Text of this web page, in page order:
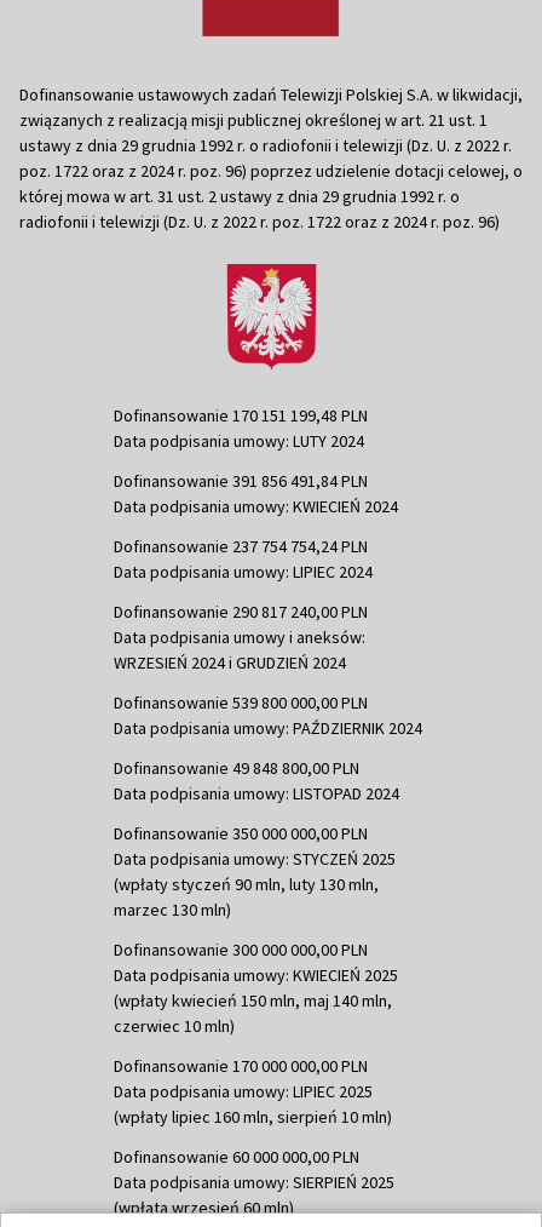
Dofinansowanie ustawowych zadań Telewizji Polskiej S.A. w likwidacji,
związanych z realizacją misji publicznej określonej w art. 21 ust. 1
ustawy z dnia 29 grudnia 1992 r. o radiofonii i telewizji (Dz. U. z 2022 r.
poz. 1722 oraz z 2024 r. poz. 96) poprzez udzielenie dotacji celowej, o
której mowa w art. 31 ust. 2 ustawy z dnia 29 grudnia 1992 r. o
radiofonii i telewizji (Dz. U. z 2022 r. poz. 1722 oraz z 2024 r. poz. 96)
Dofinansowanie 170 151 199,48 PLN
Data podpisania umowy: LUTY 2024
Dofinansowanie 391 856 491,84 PLN
Data podpisania umowy: KWIECIEŃ 2024
Dofinansowanie 237 754 754,24 PLN
Data podpisania umowy: LIPIEC 2024
Dofinansowanie 290 817 240,00 PLN
Data podpisania umowy i aneksów:
WRZESIEŃ 2024 i GRUDZIEŃ 2024
Dofinansowanie 539 800 000,00 PLN
Data podpisania umowy: PAŹDZIERNIK 2024
Dofinansowanie 49 848 800,00 PLN
Data podpisania umowy: LISTOPAD 2024
Dofinansowanie 350 000 000,00 PLN
Data podpisania umowy: STYCZEŃ 2025
(wpłaty styczeń 90 mln, luty 130 mln,
marzec 130 mln)
Dofinansowanie 300 000 000,00 PLN
Data podpisania umowy: KWIECIEŃ 2025
(wpłaty kwiecień 150 mln, maj 140 mln,
czerwiec 10 mln)
Dofinansowanie 170 000 000,00 PLN
Data podpisania umowy: LIPIEC 2025
(wpłaty lipiec 160 mln, sierpień 10 mln)
Dofinansowanie 60 000 000,00 PLN
Data podpisania umowy: SIERPIEŃ 2025
(wpłata wrzesień 60 mln)